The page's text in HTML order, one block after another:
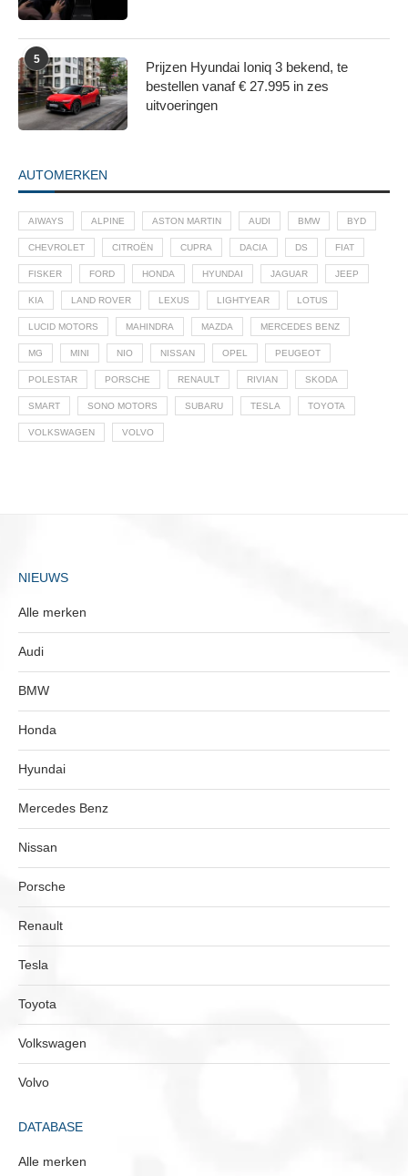
partners voor social media, adverteren en analyse. Deze
informatie die u aan ze heeft verstrekt of die ze hebben
verzameld op basis van uw gebruik van hun services.
5
Prijzen Hyundai Ioniq 3 bekend, te
bestellen vanaf € 27.995 in zes
uitvoeringen
AUTOMERKEN
AIWAYS ALPINE ASTON MARTIN AUDI BMW BYD
CHEVROLET CITROËN CUPRA DACIA DS FIAT
FISKER FORD HONDA HYUNDAI JAGUAR JEEP
KIA LAND ROVER LEXUS LIGHTYEAR LOTUS
LUCID MOTORS MAHINDRA MAZDA MERCEDES BENZ
MG MINI NIO NISSAN OPEL PEUGEOT
POLESTAR PORSCHE RENAULT RIVIAN SKODA
SMART SONO MOTORS SUBARU TESLA TOYOTA
VOLKSWAGEN VOLVO
NIEUWS
Alle merken
Audi
BMW
Honda
Hyundai
Mercedes Benz
Nissan
Porsche
Renault
Tesla
Toyota
Volkswagen
Volvo
DATABASE
Alle merken